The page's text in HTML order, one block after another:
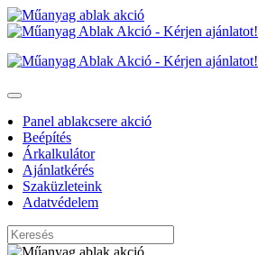
Panel ablakcsere akció
Beépítés
Árkalkulátor
Ajánlatkérés
Szaküzleteink
Adatvédelem